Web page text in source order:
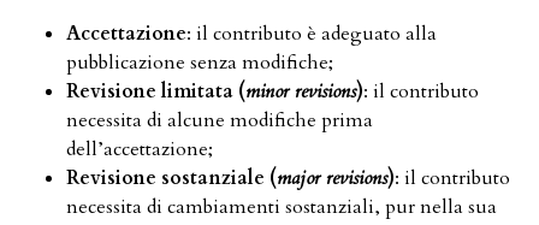
Accettazione: il contributo è adeguato alla
pubblicazione senza modifiche;
Revisione limitata (minor revisions): il contributo
necessita di alcune modifiche prima
dell’accettazione;
Revisione sostanziale (major revisions): il contributo
necessita di cambiamenti sostanziali, pur nella sua